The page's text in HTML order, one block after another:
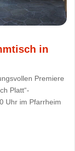
in
Premiere
Platt“-
Uhr im Pfarrheim